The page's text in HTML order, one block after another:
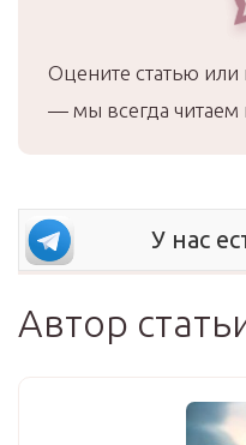
Оцените статью или
— мы всегда читаем
У нас
Автор